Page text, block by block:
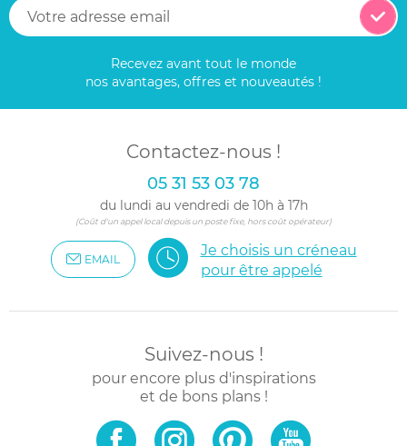
Recevez avant tout le monde
nos avantages, offres et nouveautés !
Contactez-nous !
05 31 53 03 78
du lundi au vendredi de 10h à 17h
(Coût d'un appel local depuis un poste fixe, hors coût opérateur)
EMAIL
Je choisis un créneau
pour être appelé
Suivez-nous !
pour encore plus d'inspirations
et de bons plans !